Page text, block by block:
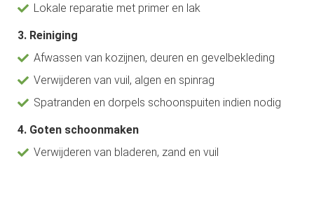
Lokale reparatie met primer en lak
3. Reiniging
Afwassen van kozijnen, deuren en gevelbekleding
Verwijderen van vuil, algen en spinrag
Spatranden en dorpels schoonspuiten indien nodig
4. Goten schoonmaken
Verwijderen van bladeren, zand en vuil